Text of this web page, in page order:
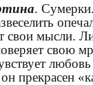
.
свои мысли.
свою
прекрасен